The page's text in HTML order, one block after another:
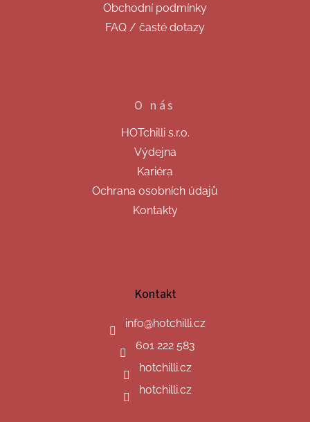
Obchodní podmínky
FAQ / časté dotazy
O nás
HOTchilli s.r.o.
Výdejna
Kariéra
Ochrana osobních údajů
Kontakty
Kontakt
info@hotchilli.cz
601 222 583
hotchilli.cz
hotchilli.cz